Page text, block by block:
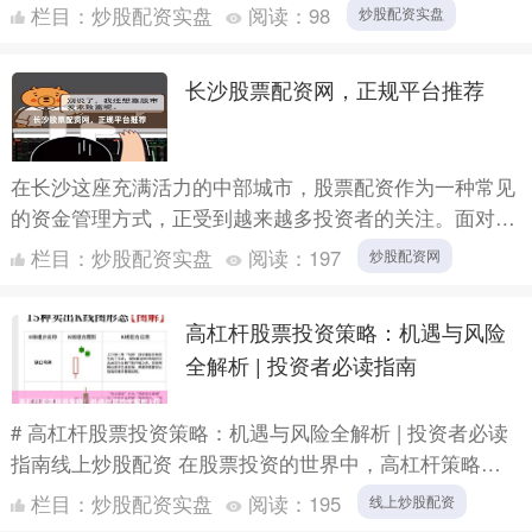
莠不齐，如何选择正规平台并有效规避风险，成为投资者
必须面对的....
栏目： 炒股配资实盘 阅读： 98 炒股配资实盘
长沙股票配资网，正规平台推荐
在长沙这座充满活力的中部城市，股票配资作为一种常见
的资金管理方式，正受到越来越多投资者的关注。面对市
场上众多的配资平台，如何选择一个正规、安全、透明的
平台炒股配....
栏目： 炒股配资实盘 阅读： 197 炒股配资网
高杠杆股票投资策略：机遇与风险
全解析 | 投资者必读指南
# 高杠杆股票投资策略：机遇与风险全解析 | 投资者必读
指南线上炒股配资 在股票投资的世界中，高杠杆策略如
同一把双刃剑，既能带来惊人的收益，也可能导致灾难性
的损....
栏目： 炒股配资实盘 阅读： 195 线上炒股配资